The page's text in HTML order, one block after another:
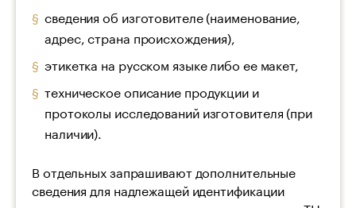
сведения об изготовителе (наименование,
адрес, страна происхождения),
этикетка на русском языке либо ее макет,
техническое описание продукции и
протоколы исследований изготовителя (при
наличии).
В отдельных запрашивают дополнительные
сведения для надлежащей идентификации